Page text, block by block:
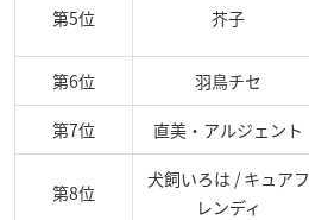
第5位 芥子
第6位 羽鳥チセ
第7位 直美・アルジェント
第8位
犬飼いろは / キュアフ
レンディ